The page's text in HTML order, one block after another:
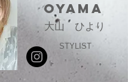
大山 ひより
STYLIST
oyama